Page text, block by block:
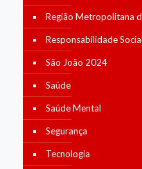
Região Metropolitana
Responsabilidade Social
São João 2024
Saúde
Saúde Mental
Segurança
Tecnologia